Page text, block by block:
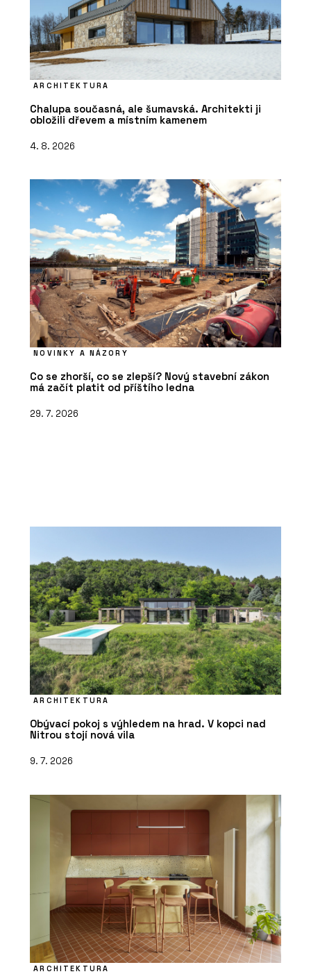
ARCHITEKTURA
Chalupa současná, ale šumavská. Architekti ji
obložili dřevem a místním kamenem
4. 8. 2026
NOVINKY A NÁZORY
Co se zhorší, co se zlepší? Nový stavební zákon
má začít platit od příštího ledna
29. 7. 2026
ARCHITEKTURA
Obývací pokoj s výhledem na hrad. V kopci nad
Nitrou stojí nová vila
9. 7. 2026
ARCHITEKTURA